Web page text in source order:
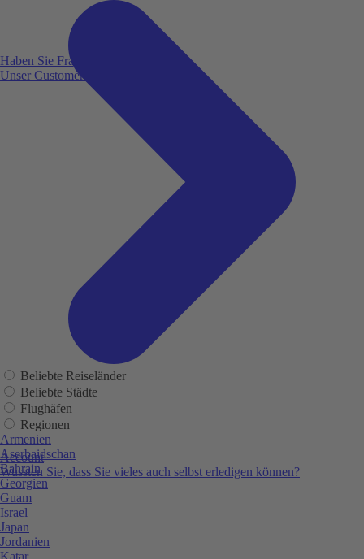
Haben Sie Fragen?
Unser Customer Service ist für Sie da!
Account
Wussten Sie, dass Sie vieles auch selbst erledigen können?
Beliebte Reiseländer
Beliebte Städte
Flughäfen
Regionen
Armenien
Aserbaidschan
Bahrain
Georgien
Guam
Israel
Japan
Jordanien
Katar